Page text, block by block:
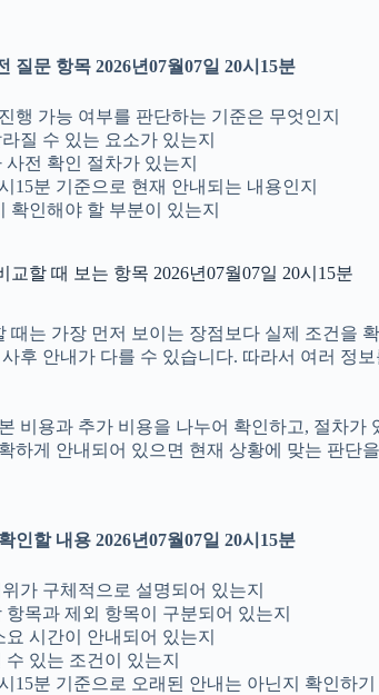
질문 항목 2026년07월07일 20시15분
행 가능 여부를 판단하는 기준은 무엇인지
질 수 있는 요소가 있는지
전 확인 절차가 있는지
15분 기준으로 현재 안내되는 내용인지
확인해야 할 부분이 있는지
할 때 보는 항목 2026년07월07일 20시15분
때는 가장 먼저 보이는 장점보다 실제 조건을
후 안내가 다를 수 있습니다. 따라서 여러 정
비용과 추가 비용을 나누어 확인하고, 절차
하게 안내되어 있으면 현재 상황에 맞는 판단
인할 내용 2026년07월07일 20시15분
가 구체적으로 설명되어 있는지
목과 제외 항목이 구분되어 있는지
시간이 안내되어 있는지
있는 조건이 있는지
15분 기준으로 오래된 안내는 아닌지 확인하기